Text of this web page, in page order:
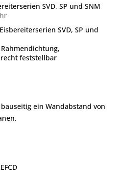
SVD, SP und SNM
SVD, SP und
feststellbar
ein Wandabstand von